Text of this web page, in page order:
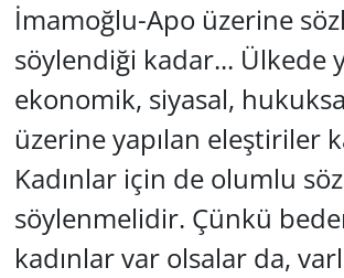
İmamoğlu-Apo üzerine
söylendiği kadar... Ülkede
ekonomik, siyasal,
üzerine yapılan eleştiriler
Kadınlar için de olumlu
söylenmelidir. Çünkü
kadınlar var olsalar da,